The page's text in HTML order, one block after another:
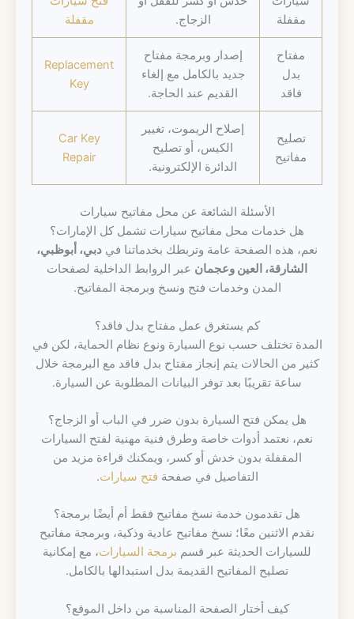
مقفلة
الزجاج.
مقفلة
مفتاح
بدل
فاقد
إصدار وبرمجة مفتاح
جديد بالكامل مع إلغاء
القديم عند الحاجة.
Replacement
Key
تصليح
مفاتيح
إصلاح الريموت، تغيير
الكيس، أو تصليح
الدائرة الإلكترونية.
Car Key
Repair
الأسئلة الشائعة عن محل مفاتيح سيارات
هل خدمات محل مفاتيح سيارات تشمل كل الإمارات؟
نعم، هذه الصفحة عامة وتربطك بخدماتنا في دبي، أبوظبي،
الشارقة، العين وعجمان عبر الروابط الداخلية لصفحات
المدن وخدمات فتح ونسخ وبرمجة المفاتيح.
كم يستغرق عمل مفتاح بدل فاقد؟
المدة تختلف حسب نوع السيارة ونوع نظام الحماية، لكن في
كثير من الحالات يتم إنجاز مفتاح بدل فاقد مع البرمجة خلال
ساعة تقريبًا بعد توفر البيانات المطلوبة عن السيارة.
هل يمكن فتح السيارة بدون ضرر في الباب أو الزجاج؟
نعم، نعتمد أدوات خاصة وطرق فنية مهنية لفتح السيارات
المقفلة بدون خدش أو كسر، ويمكنك قراءة مزيد من
التفاصيل في صفحة فتح سيارات.
هل تقدمون خدمة نسخ مفاتيح فقط أم أيضًا برمجة؟
نقدم الاثنين معًا؛ نسخ مفاتيح عادية وذكية، وبرمجة مفاتيح
للسيارات الحديثة عبر قسم برمجة السيارات، مع إمكانية
تصليح المفاتيح القديمة بدل استبدالها بالكامل.
كيف أختار الصفحة المناسبة من داخل الموقع؟